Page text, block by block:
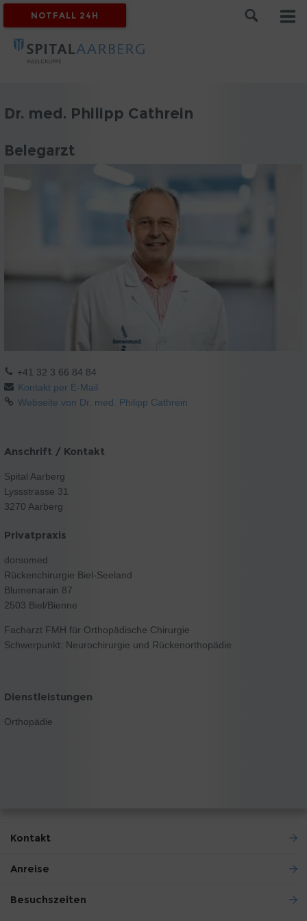
NOTFALL 24H
Dr. med. Philipp Cathrein
Belegarzt
+41 32 3 66 84 84
Kontakt per E-Mail
Webseite von Dr. med. Philipp Cathrein
Anschrift / Kontakt
Spital Aarberg
Lyssstrasse 31
3270 Aarberg
Privatpraxis
dorsomed
Rückenchirurgie Biel-Seeland
Blumenarain 87
2503 Biel/Bienne
Facharzt FMH für Orthopädische Chirurgie
Schwerpunkt: Neurochirurgie und Rückenorthopädie
Dienstleistungen
Orthopädie
Kontakt
Anreise
Besuchszeiten